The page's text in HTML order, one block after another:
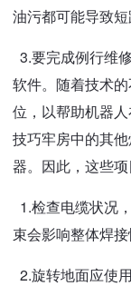
油污都可能导致短
3.要完成例行维
软件。随着技术
位，以帮助机器
技巧牢房中的其
器。因此，这些项
1.检查电缆状况
束会影响整体焊
2.旋转地面应使